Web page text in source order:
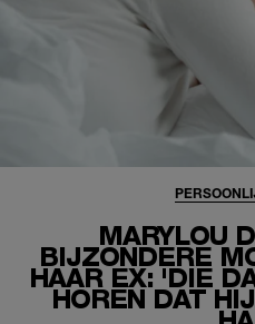
MARYLOU
BIJZONDERE
HAAR EX: 'DIE
HOREN DAT